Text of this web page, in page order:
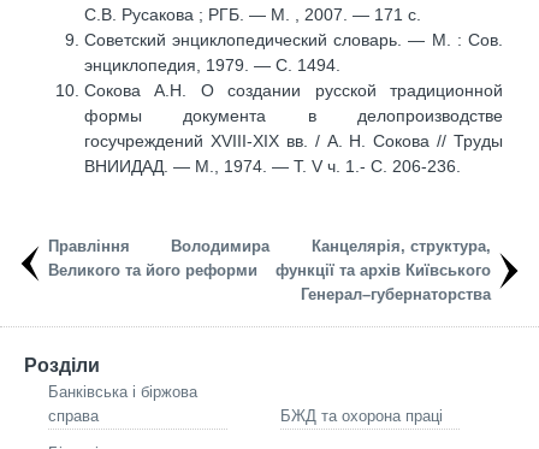
С.В. Русакова ; РГБ. — М. , 2007. — 171 с.
Советский энциклопедический словарь. — М. : Сов.
энциклопедия, 1979. — С. 1494.
Сокова А.Н. О создании русской традиционной
формы документа в делопроизводстве
госучреждений XVIII-XIX вв. / А. Н. Сокова // Труды
ВНИИДАД. — М., 1974. — Т. V ч. 1.- С. 206-236.
Правління Володимира
Великого та його реформи
Канцелярія, структура,
функції та архів Київського
Генерал–губернаторства
Розділи
Банківська і біржова
справа
БЖД та охорона праці